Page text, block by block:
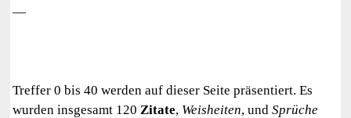
—
Treffer 0 bis 40 werden auf dieser Seite präsentiert. Es
wurden insgesamt 120Zitate, Weisheiten, undSprüche